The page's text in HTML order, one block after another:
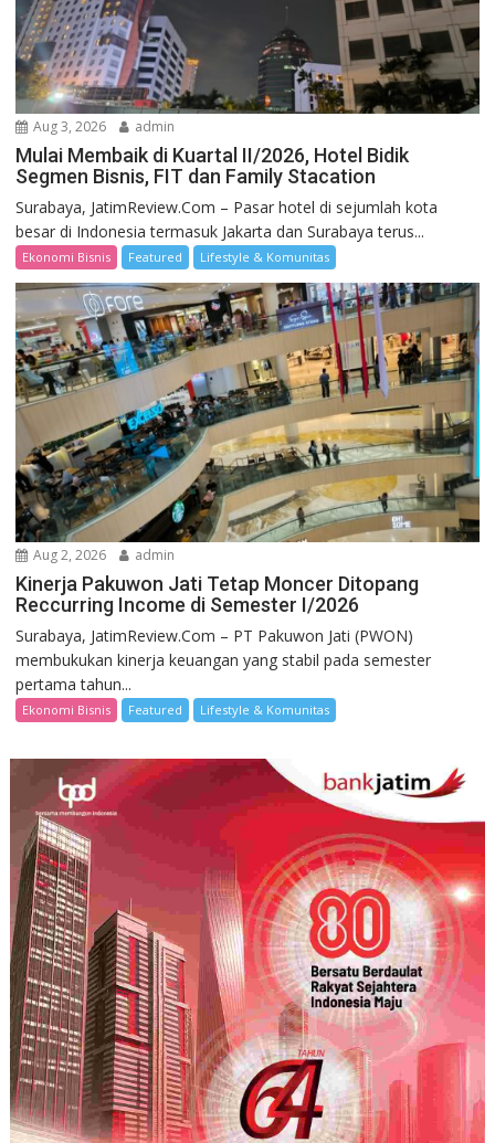
Aug 3, 2026 admin
Mulai Membaik di Kuartal II/2026, Hotel Bidik
Segmen Bisnis, FIT dan Family Stacation
Surabaya, JatimReview.Com – Pasar hotel di sejumlah kota
besar di Indonesia termasuk Jakarta dan Surabaya terus...
Ekonomi Bisnis Featured Lifestyle & Komunitas
Aug 2, 2026 admin
Kinerja Pakuwon Jati Tetap Moncer Ditopang
Reccurring Income di Semester I/2026
Surabaya, JatimReview.Com – PT Pakuwon Jati (PWON)
membukukan kinerja keuangan yang stabil pada semester
pertama tahun...
Ekonomi Bisnis Featured Lifestyle & Komunitas